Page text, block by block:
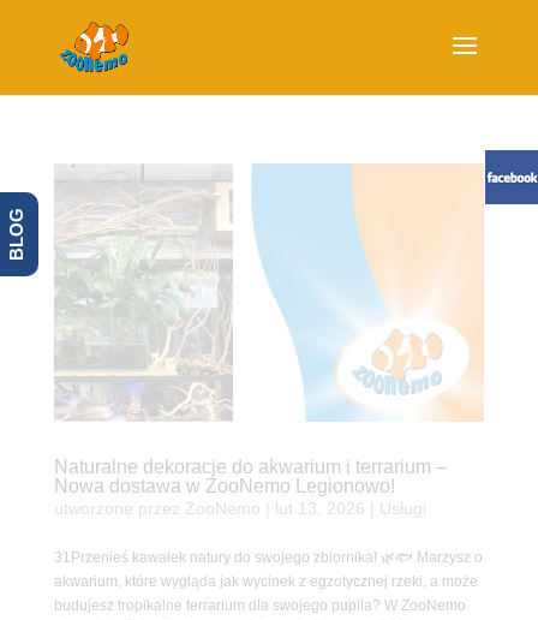
Naturalne dekoracje do akwarium i terrarium –
Nowa dostawa w ZooNemo Legionowo!
utworzone przez ZooNemo lut 13, 2026 Usługi
31Przenieś kawałek natury do swojego zbiornika! 🌿🐟 Marzysz o
akwarium, które wygląda jak wycinek z egzotycznej rzeki, a może
budujesz tropikalne terrarium dla swojego pupila? W ZooNemo
BLOG